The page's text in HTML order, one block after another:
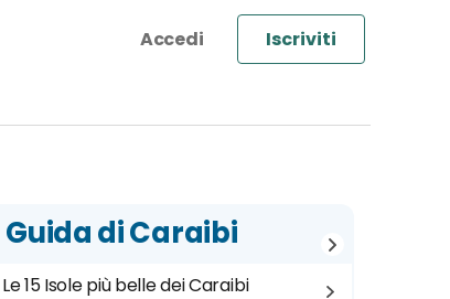
Iscriviti
Guida di Caraibi
Le 15 Isole più belle dei Caraibi